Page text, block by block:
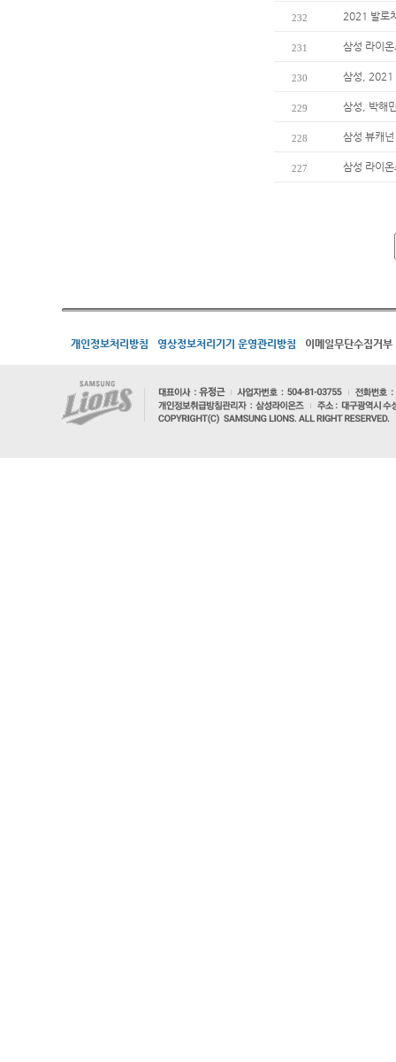
232 2021 발로
231 삼성 라이
230 삼성, 2021
229 삼성, 박해
228 삼성 뷰캐
227 삼성 라이
개인정보처리방침 영상정보처리기기 운영관리방침 이메일무단수집거부